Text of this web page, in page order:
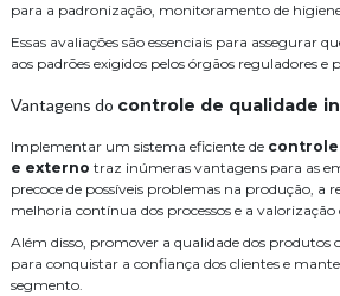
para a padronização, monitoramento de higiene
Essas avaliações são essenciais para assegurar
aos padrões exigidos pelos órgãos reguladores e
Vantagens do controle de qualidade
Implementar um sistema eficiente de
e externo traz inúmeras vantagens para as
precoce de possíveis problemas na produção, a
melhoria contínua dos processos e a
Além disso, promover a qualidade dos produtos
para conquistar a confiança dos clientes e
segmento.